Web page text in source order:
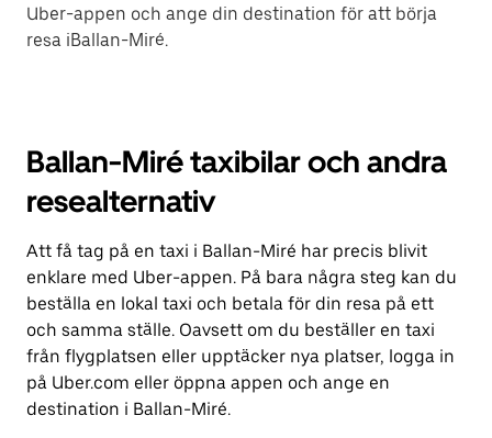
Uber-appen och ange din destination för att börja
resa iBallan-Miré.
Ballan-Miré taxibilar och andra
resealternativ
Att få tag på en taxi i Ballan-Miré har precis blivit
enklare med Uber-appen. På bara några steg kan du
beställa en lokal taxi och betala för din resa på ett
och samma ställe. Oavsett om du beställer en taxi
från flygplatsen eller upptäcker nya platser, logga in
på Uber.com eller öppna appen och ange en
destination i Ballan-Miré.